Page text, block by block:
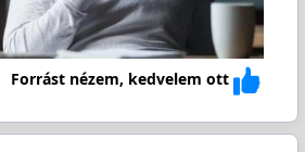
Forrást nézem, kedvelem ott